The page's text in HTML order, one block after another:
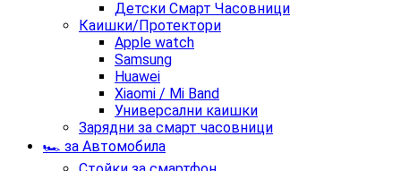
Детски Смарт Часовници
Каишки/Протектори
Apple watch
Samsung
Huawei
Xiaomi / Mi Band
Универсални каишки
Зарядни за смарт часовници
🏎️ за Автомобила